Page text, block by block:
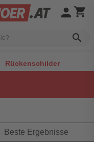
search
person shopping_cart
Rückenschilder